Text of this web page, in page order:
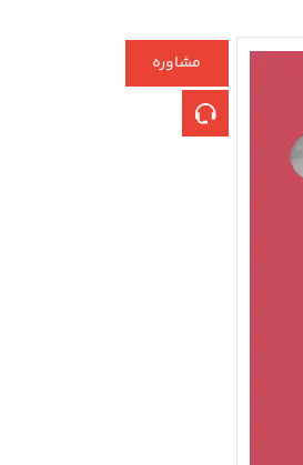
مشاوره